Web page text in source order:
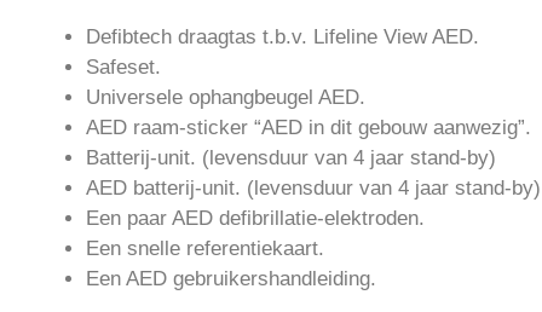
Defibtech draagtas t.b.v. Lifeline View AED.
Safeset.
Universele ophangbeugel AED.
AED raam-sticker “AED in dit gebouw aanwezig”.
Batterij-unit. (levensduur van 4 jaar stand-by)
AED batterij-unit. (levensduur van 4 jaar stand-by)
Een paar AED defibrillatie-elektroden.
Een snelle referentiekaart.
Een AED gebruikershandleiding.